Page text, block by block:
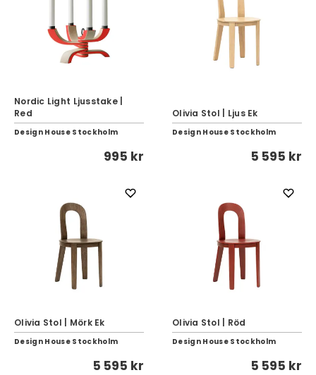
Nordic Light Ljusstake |
Red
Design House Stockholm
995 kr
Olivia Stol | Ljus Ek
Design House Stockholm
5 595 kr
Olivia Stol | Mörk Ek
Design House Stockholm
5 595 kr
Olivia Stol | Röd
Design House Stockholm
5 595 kr